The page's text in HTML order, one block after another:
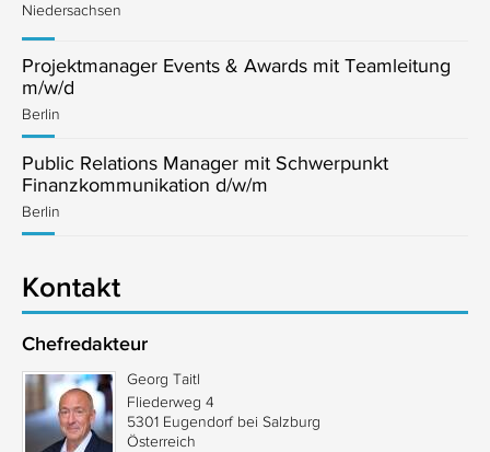
Niedersachsen
Projektmanager Events & Awards mit Teamleitung
m/w/d
Berlin
Public Relations Manager mit Schwerpunkt
Finanzkommunikation d/w/m
Berlin
Kontakt
Chefredakteur
Georg Taitl
Fliederweg 4
5301 Eugendorf bei Salzburg
Österreich